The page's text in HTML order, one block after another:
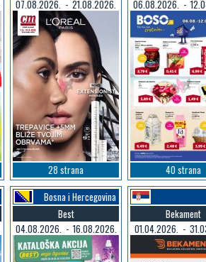
07.08.2026. - 21.08.2026.
28 strana
06.08.2026. -
40 strana
Bosna i Hercegovina
Best
04.08.2026. - 16.08.2026.
Bekament
01.04.2026. -